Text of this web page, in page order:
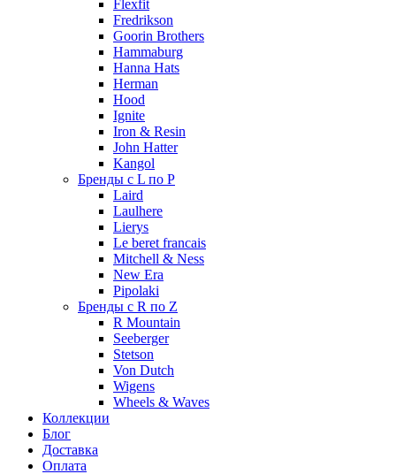
Flexfit
Fredrikson
Goorin Brothers
Hammaburg
Hanna Hats
Herman
Hood
Ignite
Iron & Resin
John Hatter
Kangol
Бренды с L по P
Laird
Laulhere
Lierys
Le beret francais
Mitchell & Ness
New Era
Pipolaki
Бренды с R по Z
R Mountain
Seeberger
Stetson
Von Dutch
Wigens
Wheels & Waves
Коллекции
Блог
Доставка
Оплата